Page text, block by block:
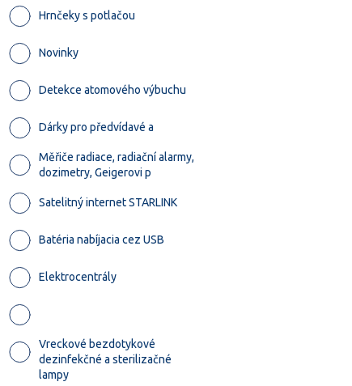
Hrnčeky s potlačou
Novinky
Detekce atomového výbuchu
Dárky pro předvídavé a
Měřiče radiace, radiační alarmy,
dozimetry, Geigerovi p
Satelitný internet STARLINK
Batéria nabíjacia cez USB
Elektrocentrály
Vreckové bezdotykové
dezinfekčné a sterilizačné
lampy